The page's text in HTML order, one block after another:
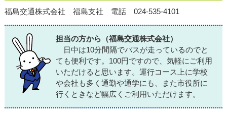
福島交通株式会社 福島支社 電話 024-535-4101
担当の方から（福島交通株式会社）
日中は10分間隔でバスが走っているのでと
ても便利です。100円ですので、気軽にご利用
いただけると思います。運行コース上に学校
や会社も多く通勤や通学にも、また市役所に
行くときなど幅広くご利用いただけます。